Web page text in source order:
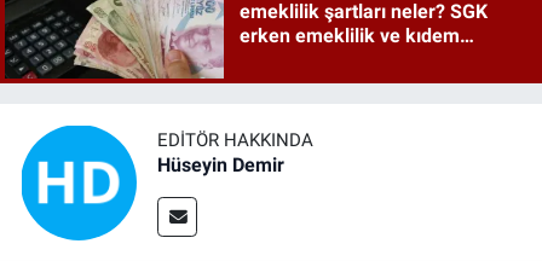
emeklilik şartları neler? SGK
erken emeklilik ve kıdem
EDITÖR HAKKINDA
Hüseyin Demir